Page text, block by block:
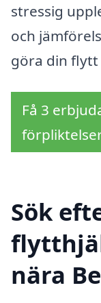
stressig
och
göra din flytt
Få 3
Sök
nära